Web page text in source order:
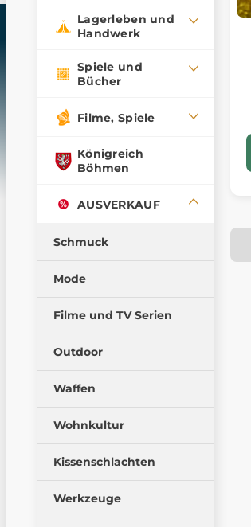
Lagerleben und
Handwerk
Spiele und
Bücher
Filme, Spiele
Königreich
Böhmen
AUSVERKAUF
Schmuck
Mode
Filme und TV Serien
Outdoor
Waffen
Wohnkultur
Kissenschlachten
Werkzeuge